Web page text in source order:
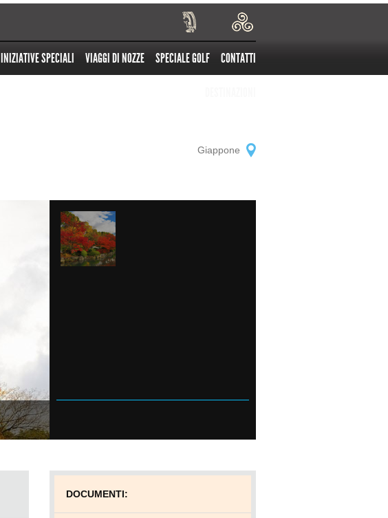
CONTATTI
SPECIALE GOLF
VIAGGI DI NOZZE
INIZIATIVE SPECIALI
Giappone
DOCUMENTI: